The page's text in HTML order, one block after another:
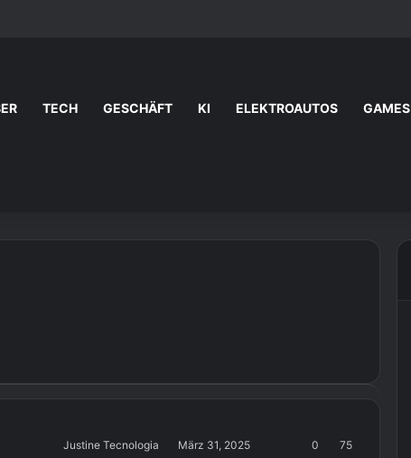
TECH GESCHÄFT KI ELEKTROAUTOS GAMES
Justine Tecnologia März 31, 2025 0 75